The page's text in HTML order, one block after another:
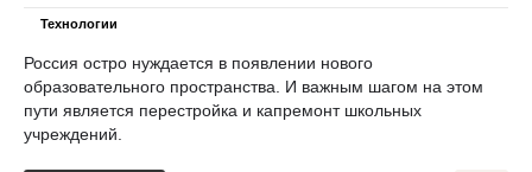
Технологии
Россия остро нуждается в появлении нового
образовательного пространства. И важным шагом на этом
пути является перестройка и капремонт школьных
учреждений.